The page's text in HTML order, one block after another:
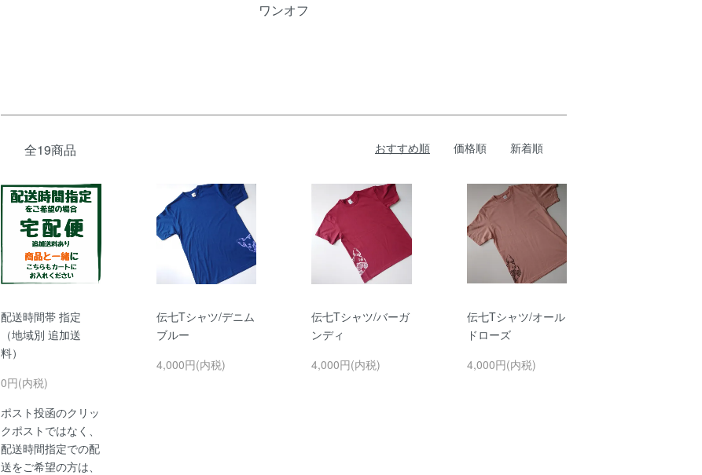
ワンオフ
全19商品 おすすめ順 価格順 新着順
配送時間帯 指定
（地域別 追加送
料）
0円(内税)
ポスト投函のクリッ
クポストではなく、
配送時間指定での配
送をご希望の方は、
伝七Tシャツ/デニム
ブルー
4,000円(内税)
伝七Tシャツ/バーガ
ンディ
4,000円(内税)
伝七Tシャツ/オール
ドローズ
4,000円(内税)